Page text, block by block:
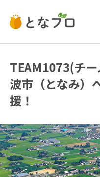
TEAM1073(チ
波市（となみ）
援！